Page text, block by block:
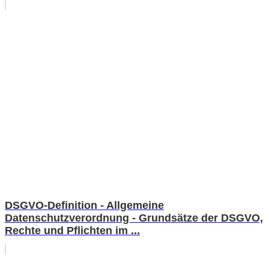
DSGVO-Definition - Allgemeine
Datenschutzverordnung - Grundsätze der DSGVO,
Rechte und Pflichten im ...